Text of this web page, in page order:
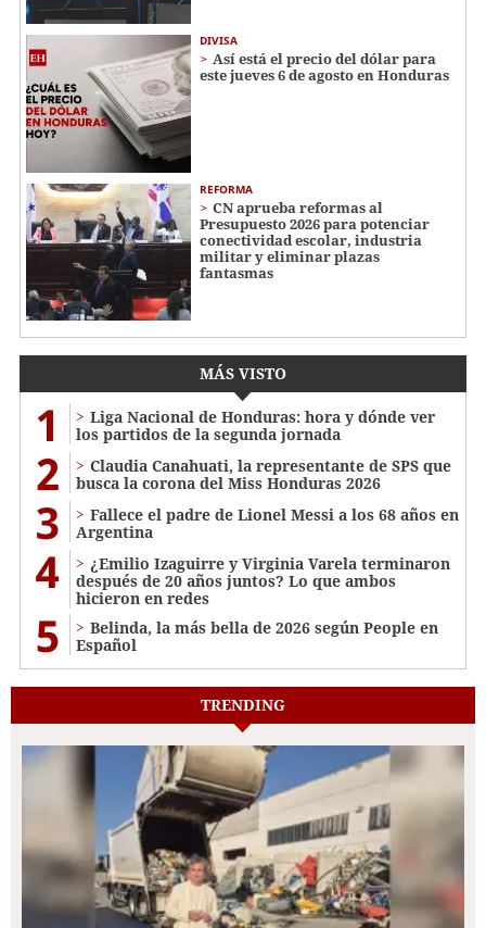
DIVISA
Así está el precio del dólar para
este jueves 6 de agosto en Honduras
REFORMA
CN aprueba reformas al
Presupuesto 2026 para potenciar
conectividad escolar, industria
militar y eliminar plazas
fantasmas
MÁS VISTO
1
Liga Nacional de Honduras: hora y dónde ver
los partidos de la segunda jornada
2
Claudia Canahuati, la representante de SPS que
busca la corona del Miss Honduras 2026
3
Fallece el padre de Lionel Messi a los 68 años en
Argentina
4
¿Emilio Izaguirre y Virginia Varela terminaron
después de 20 años juntos? Lo que ambos
hicieron en redes
5
Belinda, la más bella de 2026 según People en
Español
TRENDING